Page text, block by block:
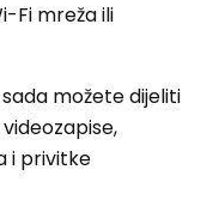
Fi mreža ili
možete dijeliti
i privitke